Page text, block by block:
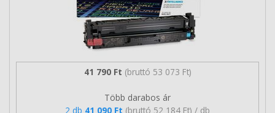
41 790 Ft (bruttó 53 073 Ft)
Több darabos ár
2 db 41 090 Ft (bruttó 52 184 Ft) / db